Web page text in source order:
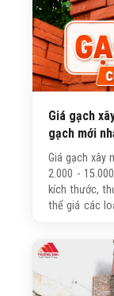
Giá gạch
gạch mới
Giá gạch xây
2.000 -
kích thước,
thể giá các
tiết trong bài